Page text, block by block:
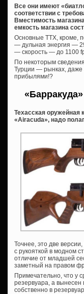
Все они имеют
соответствии с
Вместимость
емкость магазина
Основные ТТХ, кроме,
— дульная энергия —
— скорость — до 1100
По некоторым
Турции — рынках, даже
прибылями!?
Техасская оружейная
«Airacuda», надо
Точнее, это две
с рукояткой в модном
отличие от младшей
заметный на правом
Примечательно, что у
резервуара, а
собственно в